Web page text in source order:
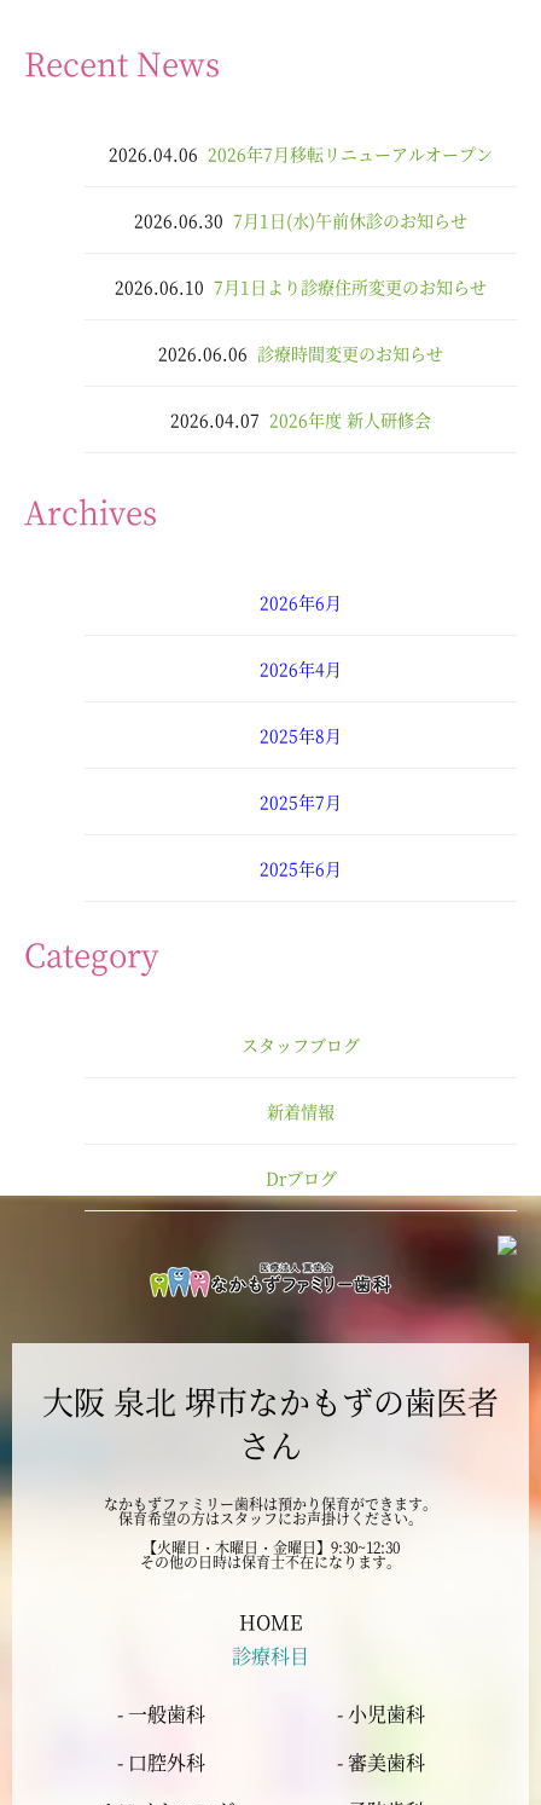
Recent News
2026.04.06 2026年7月移転リニューアルオープン
2026.06.30 7月1日(水)午前休診のお知らせ
2026.06.10 7月1日より診療住所変更のお知らせ
2026.06.06 診療時間変更のお知らせ
2026.04.07 2026年度 新人研修会
Archives
2026年6月
2026年4月
2025年8月
2025年7月
2025年6月
2024年12月
2024年11月
2024年9月
2024年8月
2024年7月
2024年5月
Category
スタッフブログ
新着情報
Drブログ
大阪 泉北 堺市なかもずの歯医者
さん
なかもずファミリー歯科は預かり保育ができます。
保育希望の方はスタッフにお声掛けください。
【火曜日・木曜日・金曜日】9:30~12:30
その他の日時は保育士不在になります。
HOME
診療科目
- 一般歯科
- 小児歯科
- 口腔外科
- 審美歯科